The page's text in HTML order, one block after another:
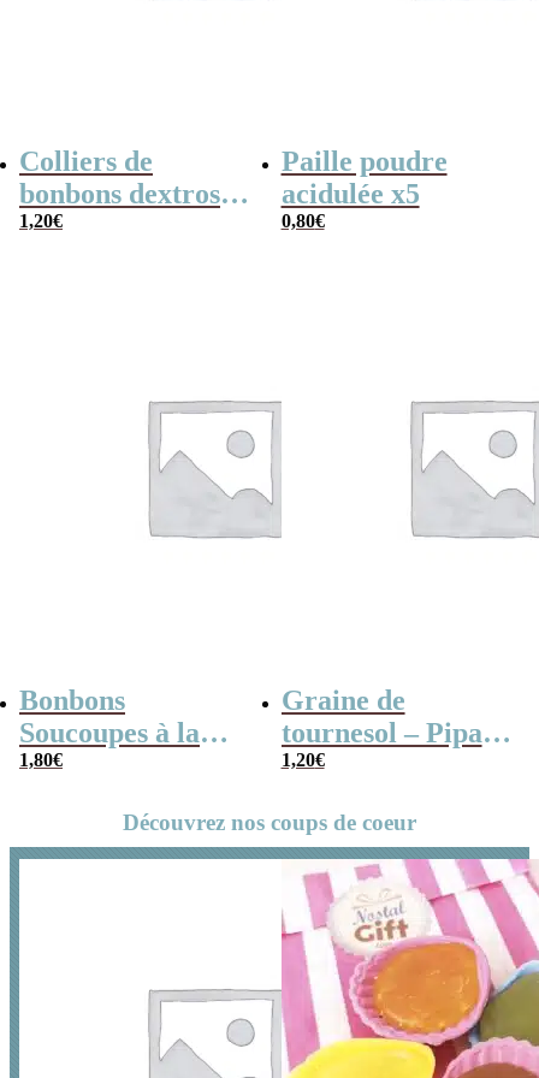
Colliers de
bonbons dextrose
x2
1,20€
Paille poudre
acidulée x5
0,80€
Bonbons
Soucoupes à la
poudre (x20)
1,80€
Graine de
tournesol – Pipas
x 3
1,20€
Découvrez nos coups de coeur